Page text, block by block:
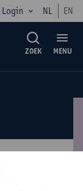
Login NL EN
MENU
ZOEK